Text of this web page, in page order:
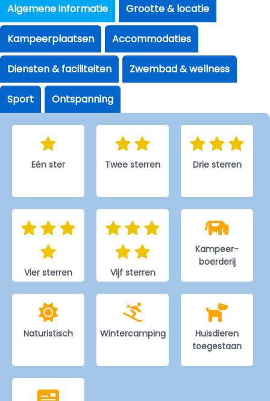
Algemene informatie
Eén ster Twee sterren Drie sterren
Vier sterren Vijf sterren
Kampeer-
boerderij
Naturistisch Wintercamping
Huisdieren
toegestaan
Grootte & locatie
Kampeerplaatsen Accommodaties
Diensten & faciliteiten Zwembad & wellness
Sport Ontspanning